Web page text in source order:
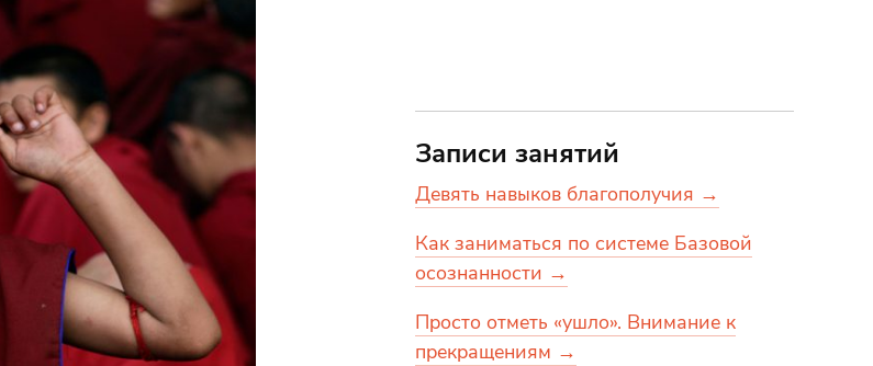
Записи занятий
Девять навыков благополучия →
Как заниматься по системе Базовой
осознанности →
Просто отметь «ушло». Внимание к
прекращениям →